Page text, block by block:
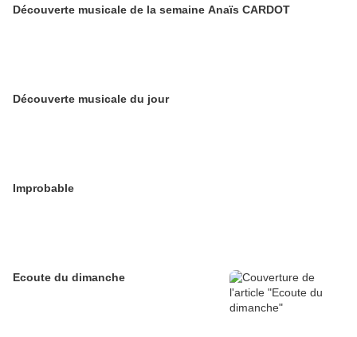
Découverte musicale de la semaine Anaïs CARDOT
Découverte musicale du jour
Improbable
Ecoute du dimanche